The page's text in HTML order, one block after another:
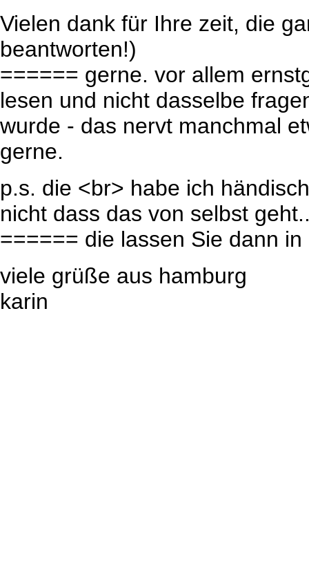
Vielen dank für Ihre zeit, die
beantworten!)
====== gerne. vor allem
lesen und nicht dasselbe
wurde - das nervt manchmal
gerne.
p.s. die <br> habe ich
nicht dass das von selbst
====== die lassen Sie dann
viele grüße aus hamburg
karin